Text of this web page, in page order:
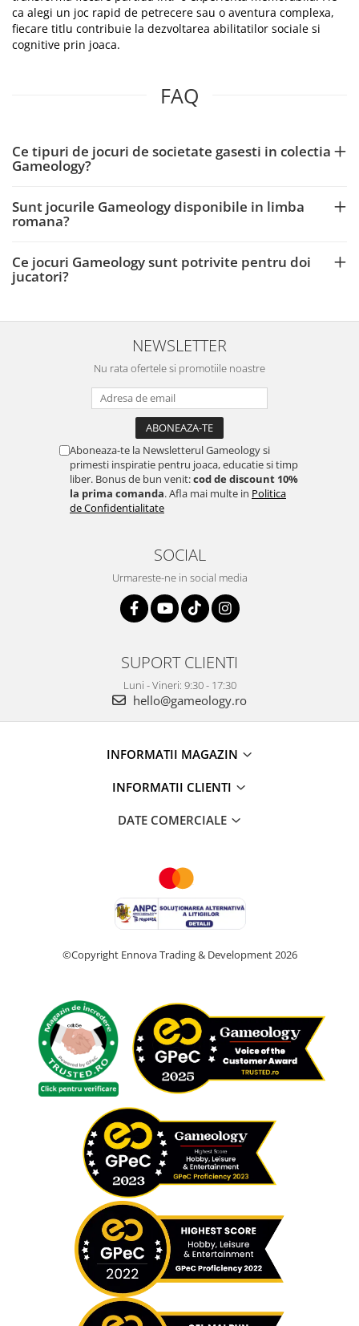
ca alegi un joc rapid de petrecere sau o aventura complexa,
fiecare titlu contribuie la dezvoltarea abilitatilor sociale si
cognitive prin joaca.
FAQ
Ce tipuri de jocuri de societate gasesti in colectia
Gameology?
Sunt jocurile Gameology disponibile in limba
romana?
Ce jocuri Gameology sunt potrivite pentru doi
jucatori?
NEWSLETTER
Nu rata ofertele si promotiile noastre
Aboneaza-te la Newsletterul Gameology si
primesti inspiratie pentru joaca, educatie si timp
liber. Bonus de bun venit:cod de discount 10%
la prima comanda. Afla mai multe in Politica
de Confidentialitate
SOCIAL
Urmareste-ne in social media
SUPORT CLIENTI
Luni - Vineri: 9:30 - 17:30
hello@gameology.ro
INFORMATII MAGAZIN
INFORMATII CLIENTI
DATE COMERCIALE
©Copyright Ennova Trading & Development 2026